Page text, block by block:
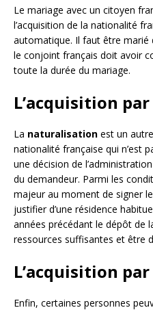
Le mariage avec un citoyen
l’acquisition de la nationalité
automatique. Il faut être marié
le conjoint français doit avoir
toute la durée du mariage.
L’acquisition
La naturalisation est un
nationalité française qui n’est
une décision de
du demandeur. Parmi les
majeur au moment de signer
justifier d’une résidence
années précédant le dépôt de
ressources suffisantes et être
L’acquisition
Enfin, certaines personnes